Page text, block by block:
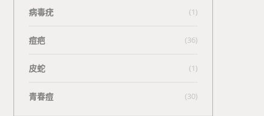
病毒疣 (1)
痘疤 (36)
皮蛇 (1)
青春痘 (30)